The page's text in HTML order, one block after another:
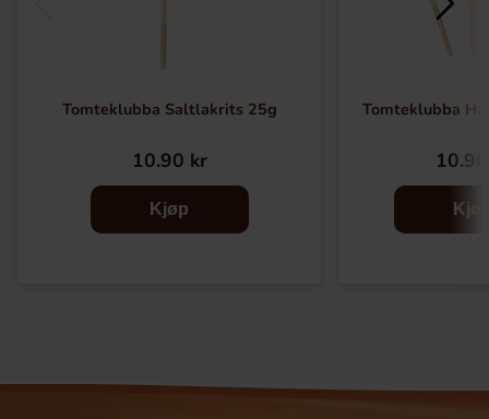
Tomteklubba Saltlakrits 25g
10.90 kr
Kjøp
Tomteklubba